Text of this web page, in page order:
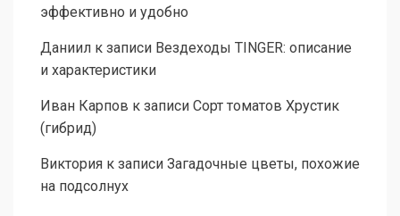
эффективно и удобно
Даниил к записи Вездеходы TINGER: описание
и характеристики
Иван Карпов к записи Сорт томатов Хрустик
(гибрид)
Виктория к записи Загадочные цветы, похожие
на подсолнух